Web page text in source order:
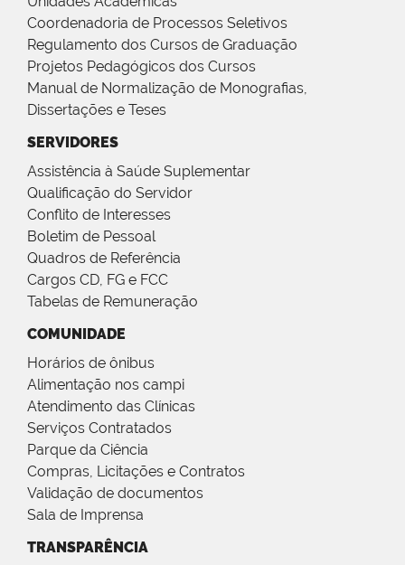
Coordenadoria de Processos Seletivos
Regulamento dos Cursos de Graduação
Projetos Pedagógicos dos Cursos
Manual de Normalização de Monografias,
Dissertações e Teses
SERVIDORES
Assistência à Saúde Suplementar
Qualificação do Servidor
Conflito de Interesses
Boletim de Pessoal
Quadros de Referência
Cargos CD, FG e FCC
Tabelas de Remuneração
COMUNIDADE
Horários de ônibus
Alimentação nos campi
Atendimento das Clínicas
Serviços Contratados
Parque da Ciência
Compras, Licitações e Contratos
Validação de documentos
Sala de Imprensa
TRANSPARÊNCIA